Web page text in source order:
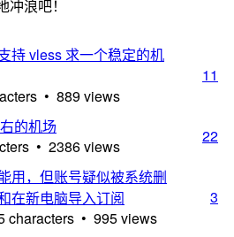
浪吧！
持 vless 求一个稳定的机
• 889 views
11
的机场
• 2386 views
22
用，但账号疑似被系统删
在新电脑导入订阅
characters • 995 views
3